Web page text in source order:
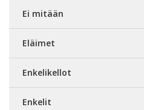
Ei mitään
Eläimet
Enkelikellot
Enkelit